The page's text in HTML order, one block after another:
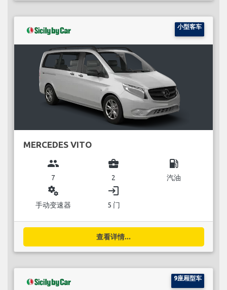
小型客车
MERCEDES VITO
group
7
business_center
2
local_gas_station
汽油
miscellaneous_services
手动变速器
login
5 门
查看详情...
9座厢型车